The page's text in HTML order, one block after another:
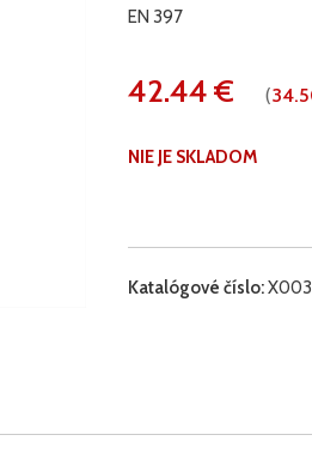
EN 397
42.44€ (
NIE JE SKLADOM
Katalógové číslo: